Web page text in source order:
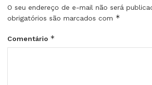
O seu endereço de e-mail não será
obrigatórios são marcados com *
Comentário *